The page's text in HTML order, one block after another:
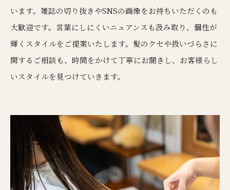
います。雑誌の切り抜きやSNSの画像をお持ちいただくのも
大歓迎です。言葉にしにくいニュアンスも汲み取り、個性が
輝くスタイルをご提案いたします。髪のクセや扱いづらさに
関するご相談も、時間をかけて丁寧にお聞きし、お客様らし
いスタイルを見つけていきます。